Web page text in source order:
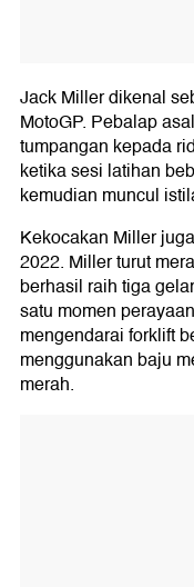
Jack Miller dikenal
MotoGP. Pebalap
tumpangan kepada
ketika sesi latihan
kemudian muncul
Kekocakan Miller
2022. Miller turut
berhasil raih tiga
satu momen
mengendarai forklift
menggunakan baju
merah.